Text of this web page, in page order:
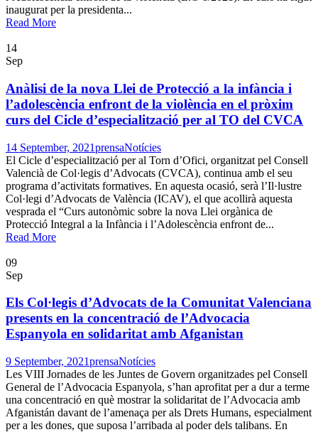
inaugurat per la presidenta...
Read More
14
Sep
Anàlisi de la nova Llei de Protecció a la infància i
l’adolescència enfront de la violència en el pròxim
curs del Cicle d’especialització per al TO del CVCA
14 September, 2021prensaNotícies
El Cicle d’especialització per al Torn d’Ofici, organitzat pel Consell
Valencià de Col·legis d’Advocats (CVCA), continua amb el seu
programa d’activitats formatives. En aquesta ocasió, serà l’Il·lustre
Col·legi d’Advocats de València (ICAV), el que acollirà aquesta
vesprada el “Curs autonòmic sobre la nova Llei orgànica de
Protecció Integral a la Infància i l’Adolescència enfront de...
Read More
09
Sep
Els Col·legis d’Advocats de la Comunitat Valenciana
presents en la concentració de l’Advocacia
Espanyola en solidaritat amb Afganistan
9 September, 2021prensaNotícies
Les VIII Jornades de les Juntes de Govern organitzades pel Consell
General de l’Advocacia Espanyola, s’han aprofitat per a dur a terme
una concentració en què mostrar la solidaritat de l’Advocacia amb
Afganistán davant de l’amenaça per als Drets Humans, especialment
per a les dones, que suposa l’arribada al poder dels talibans. En